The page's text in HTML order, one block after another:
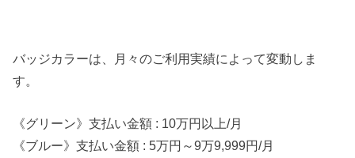
バッジカラーは、月々のご利用実績によって変動しま
す。
《グリーン》支払い金額 : 10万円以上/月
《ブルー》支払い金額 : 5万円～9万9,999円/月